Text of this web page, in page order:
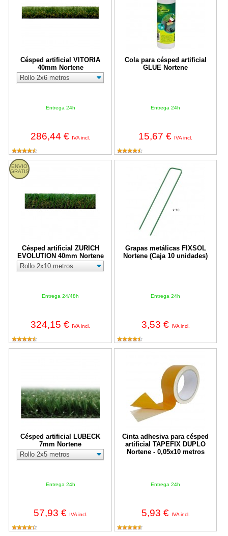
Césped artificial VITORIA
40mm Nortene
Entrega 24h
286,44 € IVA incl.
Cola para césped artificial
GLUE Nortene
Entrega 24h
15,67 € IVA incl.
ENVIO
GRATIS
Césped artificial ZURICH
EVOLUTION 40mm Nortene
Entrega 24/48h
324,15 € IVA incl.
Césped artificial ZURICH EVOLUTION 40mm Nortene
Grapas metálicas FIXSOL
Nortene (Caja 10 unidades)
Entrega 24h
3,53 € IVA incl.
Grapas metálicas FIXSOL
Césped artificial LUBECK
7mm Nortene
Entrega 24h
57,93 € IVA incl.
Cinta adhesiva para césped
artificial TAPEFIX DUPLO
Nortene - 0,05x10 metros
Entrega 24h
5,93 € IVA incl.